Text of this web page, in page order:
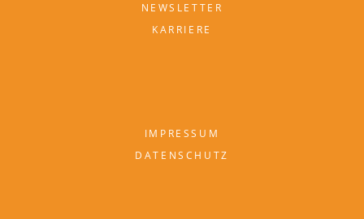
NEWSLETTER
KARRIERE
IMPRESSUM
DATENSCHUTZ